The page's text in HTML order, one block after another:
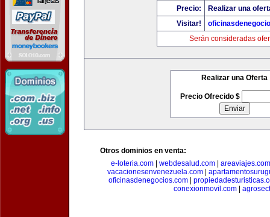
Precio:
Realizar una
Visitar!
Serán consideradas
Realizar una Oferta
Precio Ofrecido $
Otros dominios en venta:
e-loteria.com
webdesalud.com
areaviajes.com
vacacionesenvenezuela.com|
oficinasdenegocios.com
conexionmovil.com|